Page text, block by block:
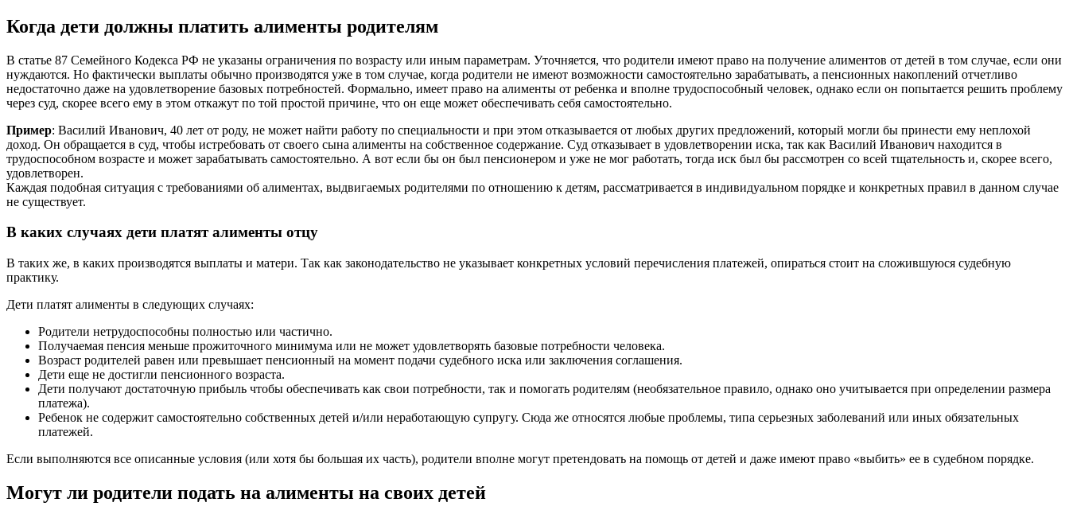
Когда дети должны платить алименты родителям
В статье 87 Семейного Кодекса РФ не указаны ограничения по возрасту или иным параметрам. Уточняется, что родители имеют право на получение алиментов от детей в том случае, если они
нуждаются. Но фактически выплаты обычно производятся уже в том случае, когда родители не имеют возможности самостоятельно зарабатывать, а пенсионных накоплений отчетливо
недостаточно даже на удовлетворение базовых потребностей. Формально, имеет право на алименты от ребенка и вполне трудоспособный человек, однако если он попытается решить проблему
через суд, скорее всего ему в этом откажут по той простой причине, что он еще может обеспечивать себя самостоятельно.
Пример: Василий Иванович, 40 лет от роду, не может найти работу по специальности и при этом отказывается от любых других предложений, который могли бы принести ему неплохой
доход. Он обращается в суд, чтобы истребовать от своего сына алименты на собственное содержание. Суд отказывает в удовлетворении иска, так как Василий Иванович находится в
трудоспособном возрасте и может зарабатывать самостоятельно. А вот если бы он был пенсионером и уже не мог работать, тогда иск был бы рассмотрен со всей тщательность и, скорее всего,
удовлетворен.
Каждая подобная ситуация с требованиями об алиментах, выдвигаемых родителями по отношению к детям, рассматривается в индивидуальном порядке и конкретных правил в данном случае
не существует.
В каких случаях дети платят алименты отцу
В таких же, в каких производятся выплаты и матери. Так как законодательство не указывает конкретных условий перечисления платежей, опираться стоит на сложившуюся судебную
практику.
Дети платят алименты в следующих случаях:
Родители нетрудоспособны полностью или частично.
Получаемая пенсия меньше прожиточного минимума или не может удовлетворять базовые потребности человека.
Возраст родителей равен или превышает пенсионный на момент подачи судебного иска или заключения соглашения.
Дети еще не достигли пенсионного возраста.
Дети получают достаточную прибыль чтобы обеспечивать как свои потребности, так и помогать родителям (необязательное правило, однако оно учитывается при определении размера
платежа).
Ребенок не содержит самостоятельно собственных детей и/или неработающую супругу. Сюда же относятся любые проблемы, типа серьезных заболеваний или иных обязательных
платежей.
Если выполняются все описанные условия (или хотя бы большая их часть), родители вполне могут претендовать на помощь от детей и даже имеют право «выбить» ее в судебном порядке.
Могут ли родители подать на алименты на своих детей